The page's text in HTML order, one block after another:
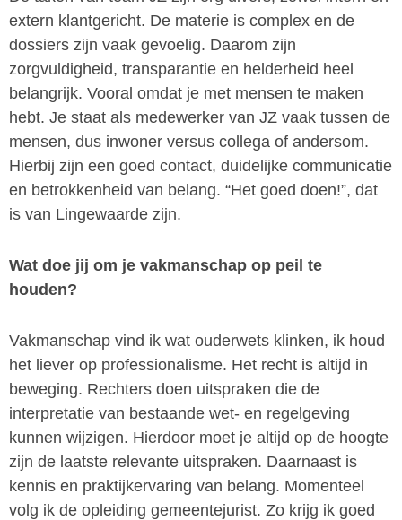
extern klantgericht. De materie is complex en de
dossiers zijn vaak gevoelig. Daarom zijn
zorgvuldigheid, transparantie en helderheid heel
belangrijk. Vooral omdat je met mensen te maken
hebt. Je staat als medewerker van JZ vaak tussen de
mensen, dus inwoner versus collega of andersom.
Hierbij zijn een goed contact, duidelijke communicatie
en betrokkenheid van belang. “Het goed doen!”, dat
is van Lingewaarde zijn.
Wat doe jij om je vakmanschap op peil te
houden?
Vakmanschap vind ik wat ouderwets klinken, ik houd
het liever op professionalisme. Het recht is altijd in
beweging. Rechters doen uitspraken die de
interpretatie van bestaande wet- en regelgeving
kunnen wijzigen. Hierdoor moet je altijd op de hoogte
zijn de laatste relevante uitspraken. Daarnaast is
kennis en praktijkervaring van belang. Momenteel
volg ik de opleiding gemeentejurist. Zo krijg ik goed